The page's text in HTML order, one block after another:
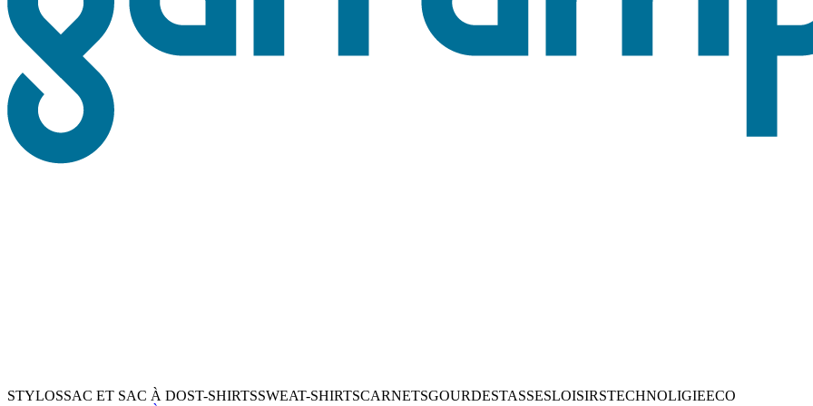
STYLOSSAC ET SAC À DOST-SHIRTSSWEAT-SHIRTSCARNETSGOURDESTASSESLOISIRSTECHNOLIGIEECO